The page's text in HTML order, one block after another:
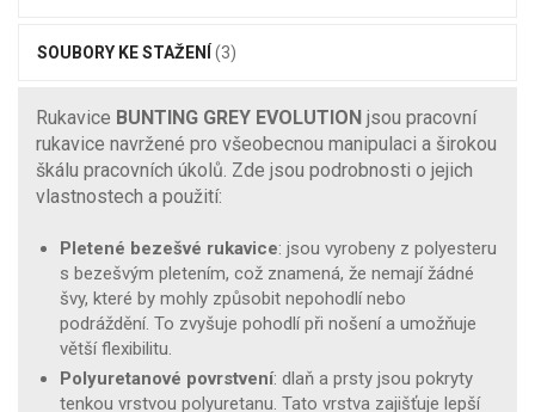
SOUBORY KE STAŽENÍ (3)
Rukavice BUNTING GREY EVOLUTION jsou pracovní
rukavice navržené pro všeobecnou manipulaci a širokou
škálu pracovních úkolů. Zde jsou podrobnosti o jejich
vlastnostech a použití:
Pletené bezešvé rukavice: jsou vyrobeny z polyesteru
s bezešvým pletením, což znamená, že nemají žádné
švy, které by mohly způsobit nepohodlí nebo
podráždění. To zvyšuje pohodlí při nošení a umožňuje
větší flexibilitu.
Polyuretanové povrstvení: dlaň a prsty jsou pokryty
tenkou vrstvou polyuretanu. Tato vrstva zajišťuje lepší